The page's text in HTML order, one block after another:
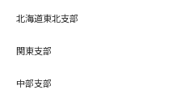
北海道東北支部
関東支部
中部支部